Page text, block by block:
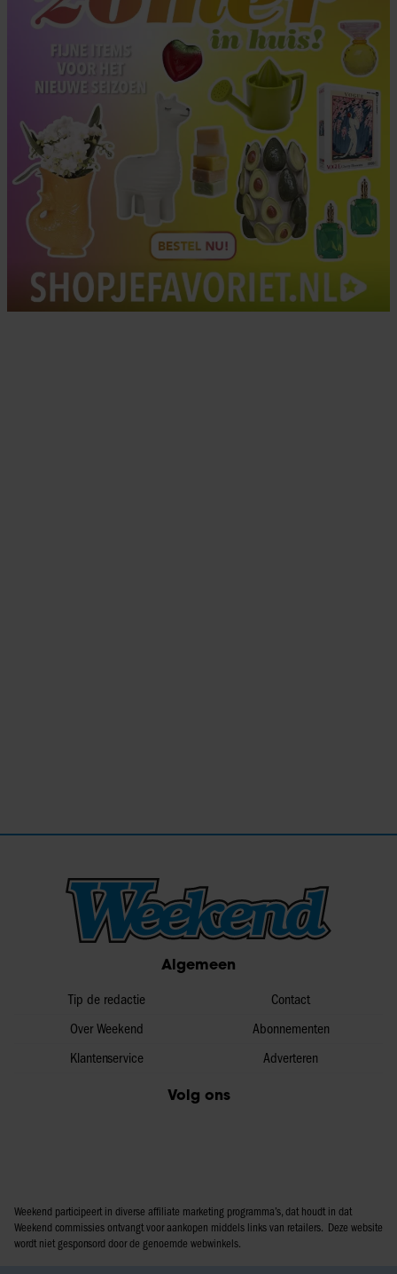
Algemeen
Tip de redactie
Over Weekend
Klantenservice
Contact
Abonnementen
Adverteren
Volg ons
Weekend participeert in diverse affiliate marketing programma’s, dat houdt in dat
Weekend commissies ontvangt voor aankopen middels links van retailers. Deze website
wordt niet gesponsord door de genoemde webwinkels.